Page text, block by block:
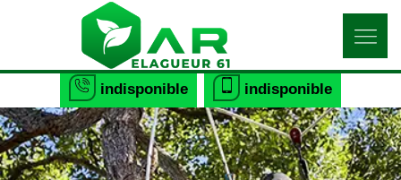
indisponible indisponible